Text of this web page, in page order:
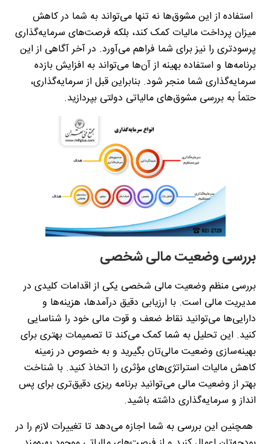
استفاده از این مشوق‌ها نه تنها می‌تواند به شما در کاهش
میزان پرداخت مالیات کمک کند، بلکه فرصت‌های سرمایه‌گذاری
پرسودتری را نیز برای شما فراهم می‌آورد. در آخر آگاهی از این
برنامه‌ها و استفاده بهینه از آن‌ها می‌تواند به افزایش بازده
سرمایه‌گذاری شما منجر شود. بنابراین قبل از سرمایه‌گذاری،
حتماً به بررسی مشوق‌های مالیاتی دولتی بپردازید.
بررسی وضعیت مالی شخصی
بررسی منظم وضعیت مالی شخصی یکی از اقدامات کلیدی در
مدیریت مالی است. با ارزیابی دقیق درآمدها، هزینه‌ها و
دارایی‌ها می‌توانید نقاط ضعف و قوت مالی خود را شناسایی
کنید. این تحلیل به شما کمک می‌کند تا تصمیمات بهتری برای
بهینه‌سازی وضعیت مالی‌تان بگیرید و به خصوص در زمینه
کاهش مالیات استراتژی‌های مؤثری را اتخاذ کنید. با شناخت
بهتر از وضعیت مالی می‌توانید برنامه‌ ریزی دقیق‌تری برای پس
‌انداز و سرمایه‌گذاری داشته باشید.
همچنین این بررسی به شما اجازه می‌دهد تا تغییرات لازم را در